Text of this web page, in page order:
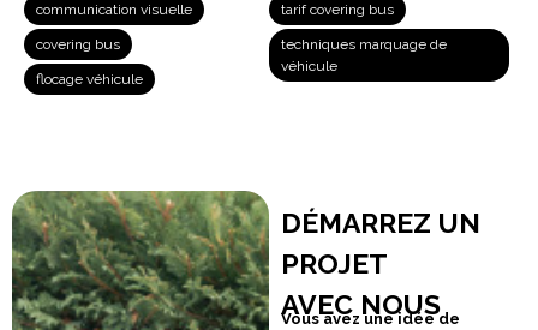
communication visuelle
covering bus
flocage véhicule
tarif covering bus
techniques marquage de
véhicule
DÉMARREZ UN
PROJET
AVEC NOUS
Vous avez une idée de